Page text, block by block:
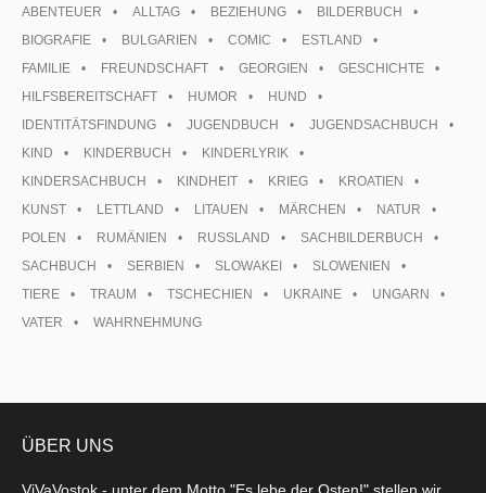
ABENTEUER ALLTAG BEZIEHUNG
BILDERBUCH
BIOGRAFIE
BULGARIEN COMIC
ESTLAND
FAMILIE
FREUNDSCHAFT GEORGIEN
GESCHICHTE
HILFSBEREITSCHAFT
HUMOR
HUND
IDENTITÄTSFINDUNG
JUGENDBUCH
JUGENDSACHBUCH
KIND
KINDERBUCH
KINDERLYRIK
KINDERSACHBUCH
KINDHEIT KRIEG
KROATIEN
KUNST
LETTLAND LITAUEN MÄRCHEN
NATUR
POLEN
RUMÄNIEN RUSSLAND
SACHBILDERBUCH
SACHBUCH
SERBIEN SLOWAKEI
SLOWENIEN
TIERE
TRAUM TSCHECHIEN UKRAINE
UNGARN
VATER
WAHRNEHMUNG
ÜBER UNS